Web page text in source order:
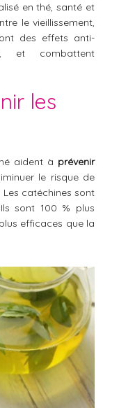
en thé, santé et
le vieillissement,
des effets anti-
et combattent
les
aident à prévenir
le risque de
catéchines sont
sont 100 % plus
efficaces que la